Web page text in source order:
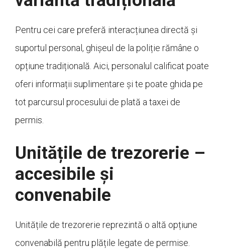
Pentru cei care preferă interacțiunea directă și
suportul personal, ghișeul de la poliție rămâne o
opțiune tradițională. Aici, personalul calificat poate
oferi informații suplimentare și te poate ghida pe
tot parcursul procesului de plată a taxei de
permis.
Unitățile de trezorerie –
accesibile și
convenabile
Unitățile de trezorerie reprezintă o altă opțiune
convenabilă pentru plățile legate de permise.